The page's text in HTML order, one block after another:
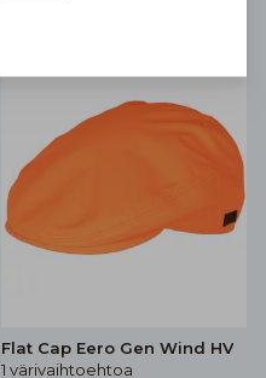
Flat Cap Eero Gen Wind HV
1 värivaihtoehtoa